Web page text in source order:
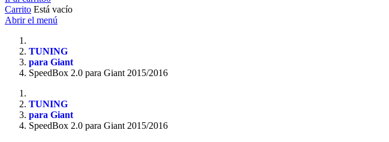
Carrito Está vacío
Abrir el menú
TUNING
para Giant
SpeedBox 2.0 para Giant 2015/2016
TUNING
para Giant
SpeedBox 2.0 para Giant 2015/2016